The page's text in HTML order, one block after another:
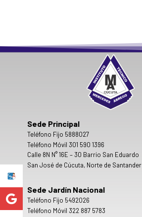
Sede Principal
Teléfono Fijo 5888027
Teléfono Móvil 301 590 1396
Calle 8N N° 16E – 30 Barrio San Eduardo
San José de Cúcuta, Norte de Santander
Sede Jardín Nacional
Teléfono Fijo 5492026
Teléfono Móvil 322 887 5783